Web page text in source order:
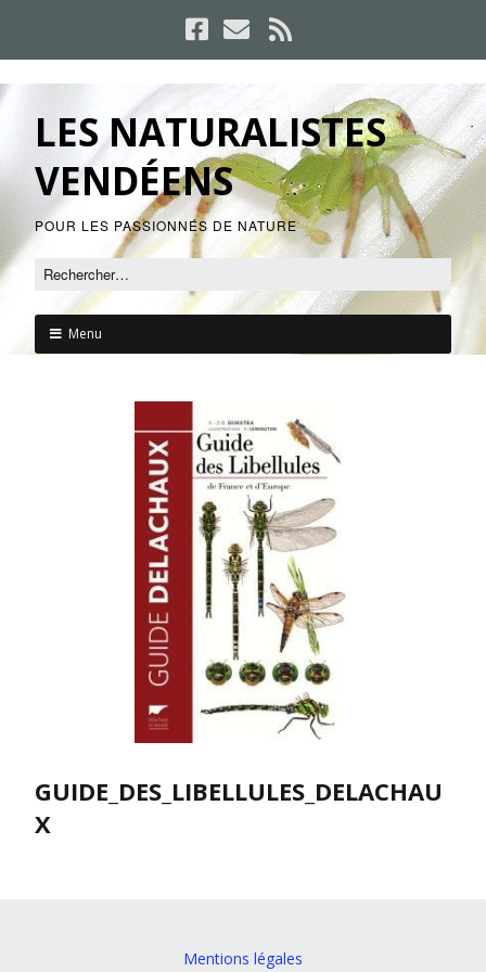
LES NATURALISTES
VENDÉENS
POUR LES PASSIONNÉS DE NATURE
Menu
GUIDE_DES_LIBELLULES_DELACHAU
X
Mentions légales